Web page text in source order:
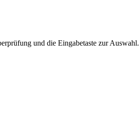
und die Eingabetaste zur Auswahl.